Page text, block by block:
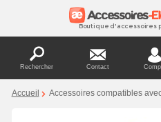
Boutique d'accessoires
Rechercher Contact
Accueil Accessoires compatibles